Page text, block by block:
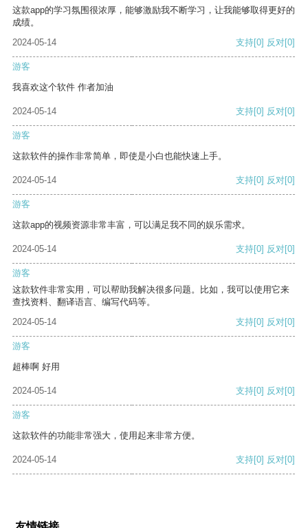
这款app的学习氛围很浓厚，能够激励我不断学习，让我能够取得更好的
成绩。
2024-05-14
支持[0] 反对[0]
游客
我喜欢这个软件 作者加油
2024-05-14 支持[0] 反对[0]
游客
这款软件的操作非常简单，即使是小白也能快速上手。
2024-05-14 支持[0] 反对[0]
游客
这款app的视频资源非常丰富，可以满足我不同的娱乐需求。
2024-05-14 支持[0] 反对[0]
游客
这款软件非常实用，可以帮助我解决很多问题。比如，我可以使用它来
查找资料、翻译语言、编写代码等。
2024-05-14
支持[0] 反对[0]
游客
超棒啊 好用
2024-05-14 支持[0] 反对[0]
游客
这款软件的功能非常强大，使用起来非常方便。
2024-05-14 支持[0] 反对[0]